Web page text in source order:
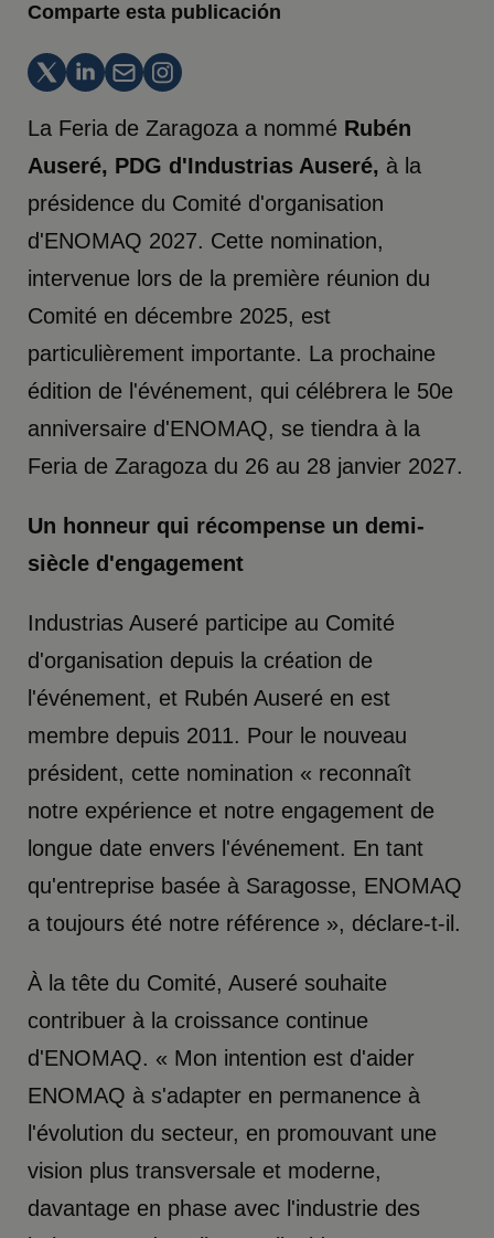
Comparte esta publicación
La Feria de Zaragoza a nommé Rubén
Auseré, PDG d'Industrias Auseré, à la
présidence du Comité d'organisation
d'ENOMAQ 2027. Cette nomination,
intervenue lors de la première réunion du
Comité en décembre 2025, est
particulièrement importante. La prochaine
édition de l'événement, qui célébrera le 50e
anniversaire d'ENOMAQ, se tiendra à la
Feria de Zaragoza du 26 au 28 janvier 2027.
Un honneur qui récompense un demi-
siècle d'engagement
Industrias Auseré participe au Comité
d'organisation depuis la création de
l'événement, et Rubén Auseré en est
membre depuis 2011. Pour le nouveau
président, cette nomination « reconnaît
notre expérience et notre engagement de
longue date envers l'événement. En tant
qu'entreprise basée à Saragosse, ENOMAQ
a toujours été notre référence », déclare-t-il.
À la tête du Comité, Auseré souhaite
contribuer à la croissance continue
d'ENOMAQ. « Mon intention est d'aider
ENOMAQ à s'adapter en permanence à
l'évolution du secteur, en promouvant une
vision plus transversale et moderne,
davantage en phase avec l'industrie des